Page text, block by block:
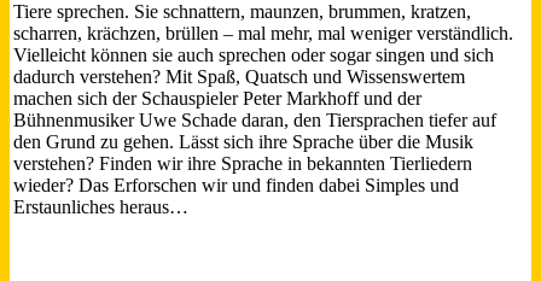
Tiere sprechen. Sie schnattern, maunzen, brummen, kratzen,
scharren, krächzen, brüllen – mal mehr, mal weniger verständlich.
Vielleicht können sie auch sprechen oder sogar singen und sich
dadurch verstehen? Mit Spaß, Quatsch und Wissenswertem
machen sich der Schauspieler Peter Markhoff und der
Bühnenmusiker Uwe Schade daran, den Tiersprachen tiefer auf
den Grund zu gehen. Lässt sich ihre Sprache über die Musik
verstehen? Finden wir ihre Sprache in bekannten Tierliedern
wieder? Das Erforschen wir und finden dabei Simples und
Erstaunliches heraus…